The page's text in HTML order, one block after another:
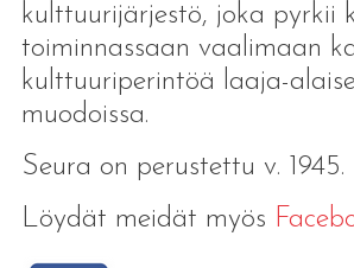
kulttuurijärjestö, joka pyrkii
toiminnassaan vaalimaan
kulttuuriperintöä laaja-
muodoissa.
Seura on perustettu v. 1945.
Löydät meidät myös